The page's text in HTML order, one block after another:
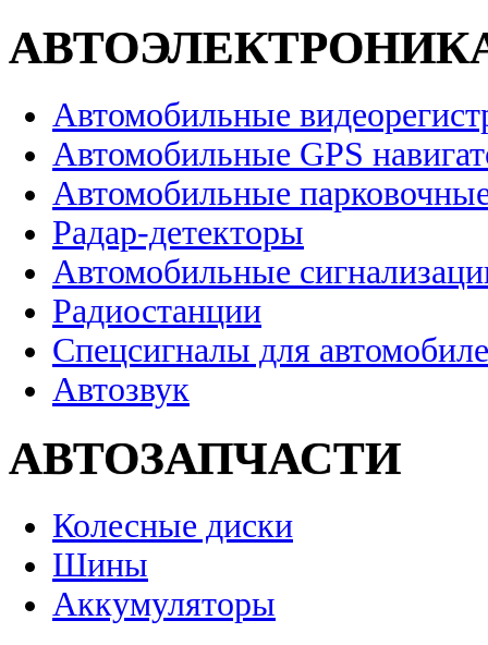
Автомобильные
Автомобильные GPS
Автомобильные
Радар-детекторы
Автомобильные
Радиостанции
Спецсигналы для
Автозвук
АВТОЗАПЧАСТИ
Колесные диски
Шины
Аккумуляторы